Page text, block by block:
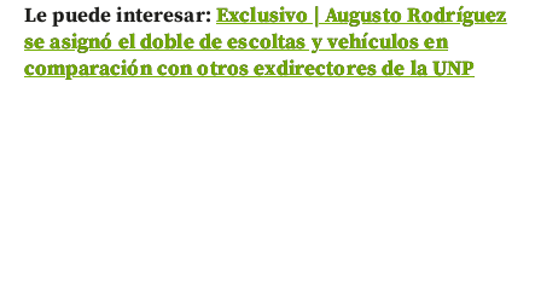
Le puede interesar: Exclusivo | Augusto Rodríguez
se asignó el doble de escoltas y vehículos en
comparación con otros exdirectores de la UNP